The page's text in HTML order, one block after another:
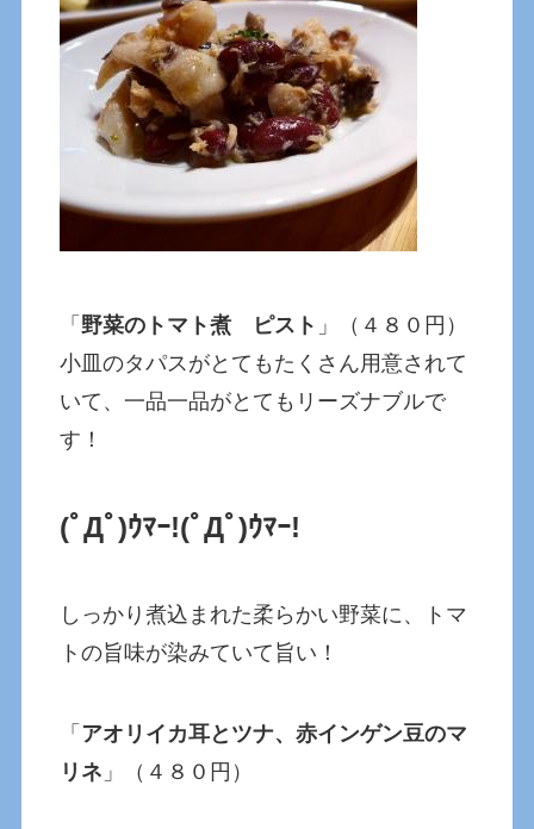
「野菜のトマト煮 ピスト 」（４８０円）
小皿のタパスがとてもたくさん用意されて
いて、一品一品がとてもリーズナブルで
す！
(ﾟДﾟ)ｳﾏｰ!(ﾟДﾟ)ｳﾏｰ!
しっかり煮込まれた柔らかい野菜に、トマ
トの旨味が染みていて旨い！
「 アオリイカ耳とツナ、赤インゲン豆のマ
リネ 」（４８０円）